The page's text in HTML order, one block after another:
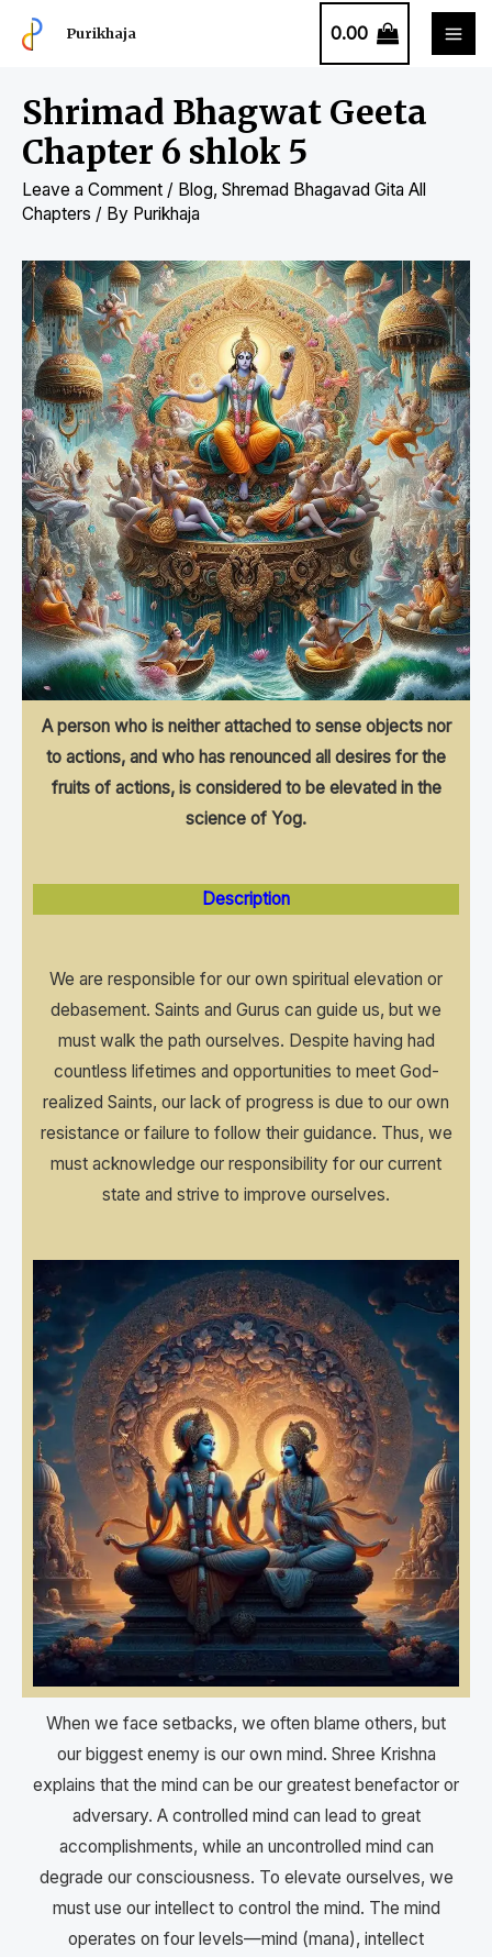
Purikhaja 0.00
Shrimad Bhagwat Geeta
Chapter 6 shlok 5
Leave a Comment / Blog, Shremad Bhagavad Gita All
Chapters / By Purikhaja
A person who is neither attached to sense objects nor
to actions, and who has renounced all desires for the
fruits of actions, is considered to be elevated in the
science of Yog.
Description
We are responsible for our own spiritual elevation or
debasement. Saints and Gurus can guide us, but we
must walk the path ourselves. Despite having had
countless lifetimes and opportunities to meet God-
realized Saints, our lack of progress is due to our own
resistance or failure to follow their guidance. Thus, we
must acknowledge our responsibility for our current
state and strive to improve ourselves.
When we face setbacks, we often blame others, but
our biggest enemy is our own mind. Shree Krishna
explains that the mind can be our greatest benefactor or
adversary. A controlled mind can lead to great
accomplishments, while an uncontrolled mind can
degrade our consciousness. To elevate ourselves, we
must use our intellect to control the mind. The mind
operates on four levels—mind (mana), intellect